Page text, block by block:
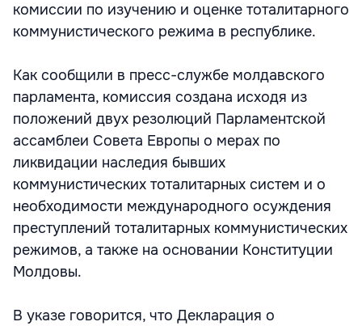
комиссии по изучению и оценке тоталитарного
коммунистического режима в республике.
Как сообщили в пресс-службе молдавского
парламента, комиссия создана исходя из
положений двух резолюций Парламентской
ассамблеи Совета Европы о мерах по
ликвидации наследия бывших
коммунистических тоталитарных систем и о
необходимости международного осуждения
преступлений тоталитарных коммунистических
режимов, а также на основании Конституции
Молдовы.
В указе говорится, что Декларация о